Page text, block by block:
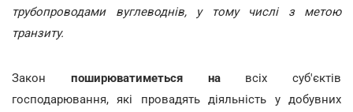
трубопроводами вуглеводнів, у тому числі з метою
транзиту.
Закон поширюватиметься навсіх суб'єктів
господарювання, які провадять діяльність у добувних